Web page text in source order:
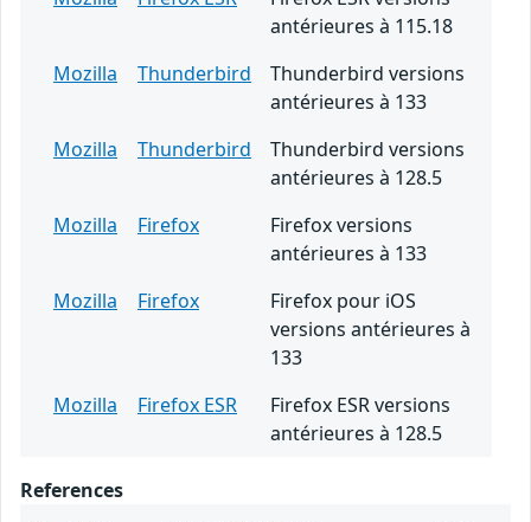
antérieures à 115.18
Mozilla
Thunderbird
Thunderbird versions
antérieures à 133
Mozilla
Thunderbird
Thunderbird versions
antérieures à 128.5
Mozilla
Firefox
Firefox versions
antérieures à 133
Mozilla
Firefox
Firefox pour iOS
versions antérieures à
133
Mozilla
Firefox ESR
Firefox ESR versions
antérieures à 128.5
References